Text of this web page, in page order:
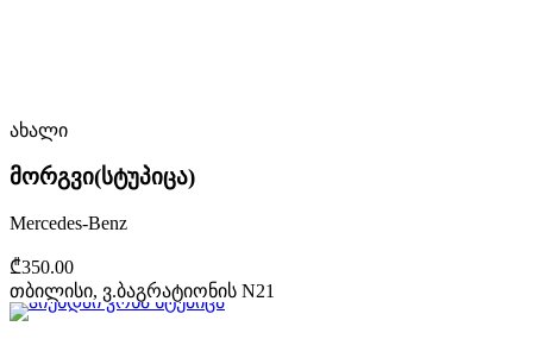
ახალი
მორგვი(სტუპიცა)
Mercedes-Benz
₾350.00
თბილისი, ვ.ბაგრატიონის N21